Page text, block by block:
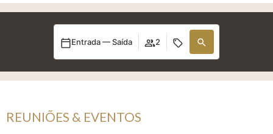
Entrada — Saída 2
REUNIÕES & EVENTOS